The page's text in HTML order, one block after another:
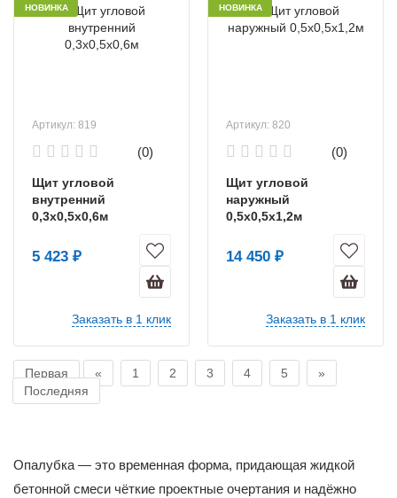
НОВИНКА
Артикул: 819
(0)
Щит угловой
внутренний
0,3х0,5х0,6м
5 423 ₽
Заказать в 1 клик
НОВИНКА
Артикул: 820
(0)
Щит угловой
наружный
0,5х0,5х1,2м
14 450 ₽
Заказать в 1 клик
Первая « 1 2 3 4 5
»
Последняя
Опалубка — это временная форма, придающая жидкой
бетонной смеси чёткие проектные очертания и надёжно